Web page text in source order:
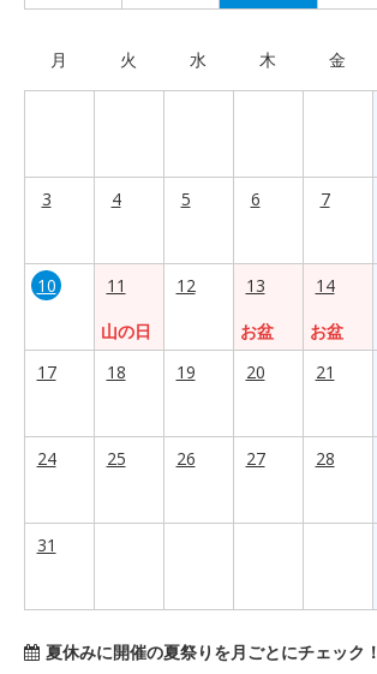
月 火 水 木 金
3 4 5 6 7
10
11
山の日
12
13
お盆
14
お盆
17
18 19 20 21
24 25 26 27 28
31
夏休みに開催の夏祭りを月ごとにチェック！